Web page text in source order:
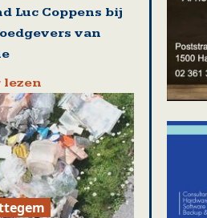
Luc Coppens bij
van
lezen